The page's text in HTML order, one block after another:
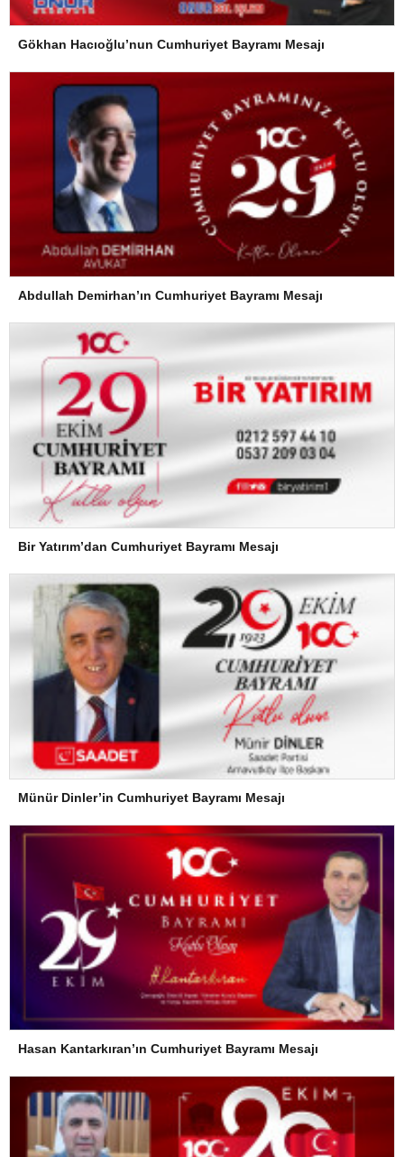
Gökhan Hacıoğlu’nun Cumhuriyet Bayramı Mesajı
Abdullah Demirhan’ın Cumhuriyet Bayramı Mesajı
Bir Yatırım’dan Cumhuriyet Bayramı Mesajı
Münür Dinler’in Cumhuriyet Bayramı Mesajı
Hasan Kantarkıran’ın Cumhuriyet Bayramı Mesajı